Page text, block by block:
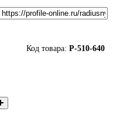
Код товара: P-510-640